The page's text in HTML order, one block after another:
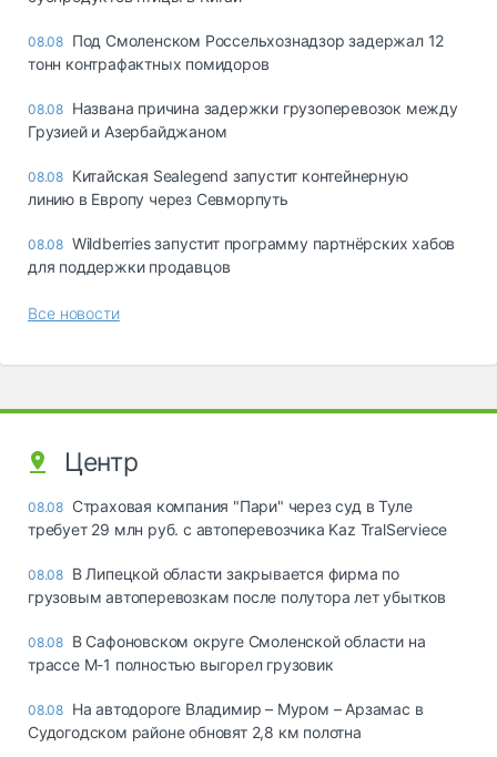
08.08 Под Смоленском Россельхознадзор задержал 12
тонн контрафактных помидоров
08.08 Названа причина задержки грузоперевозок между
Грузией и Азербайджаном
08.08 Китайская Sealegend запустит контейнерную
линию в Европу через Севморпуть
08.08 Wildberries запустит программу партнёрских хабов
для поддержки продавцов
Все новости
Центр
08.08 Страховая компания "Пари" через суд в Туле
требует 29 млн руб. с автоперевозчика Kaz TralServiece
08.08 В Липецкой области закрывается фирма по
грузовым автоперевозкам после полутора лет убытков
08.08 В Сафоновском округе Смоленской области на
трассе М-1 полностью выгорел грузовик
08.08 На автодороге Владимир – Муром – Арзамас в
Судогодском районе обновят 2,8 км полотна